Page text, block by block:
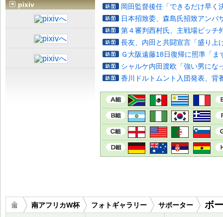
岡田監督後任「できるだけ早く
日本招致委、森島氏招致アンバ
第４審判西村氏、主戦場ピッチ
長友、内田と共闘宣言「盛り上
Ｇ大阪遠藤18日復帰に照準「ま
シャルケ内田渡欧「強い男にな
香川ドルトムント入団発表、背
pixiv
南アフリカW杯 フォトギャラリー サポーター ボ